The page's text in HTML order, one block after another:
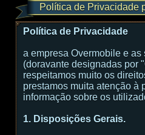
Política de Privacidade
Política de Privacidade
a empresa Overmobile e
(doravante designadas por
respeitamos muito os
prestamos muita atenção à
informação sobre os
1. Disposições Gerais.